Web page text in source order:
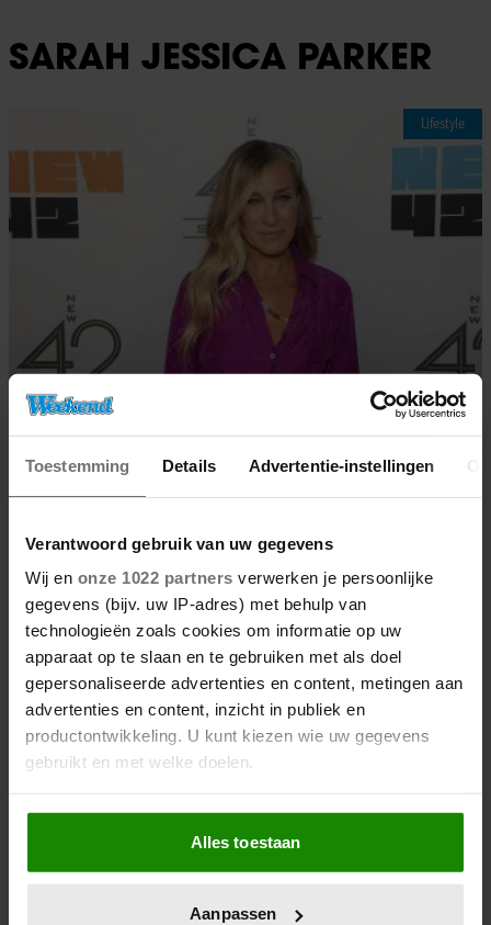
Toestemming Details Advertentie-instellingen
Verantwoord gebruik van uw gegevens
Wij en onze 1022 partners verwerken je persoonlijke
gegevens (bijv. uw IP-adres) met behulp van
technologieën zoals cookies om informatie op uw
apparaat op te slaan en te gebruiken met als doel
gepersonaliseerde advertenties en content, metingen aan
advertenties en content, inzicht in publiek en
productontwikkeling. U kunt kiezen wie uw gegevens
gebruikt en met welke doelen.
Als u het toestaat, willen we ook graag:
Informatie verzamelen over uw geografische
locatie, die tot een paar meter nauwkeurig kan zijn
Alles toestaan
Aanpassen
SARAH JESSICA PARKER
Lifestyle
26/03/2026
DE SKINCARE-ROUTINE VAN SARAH